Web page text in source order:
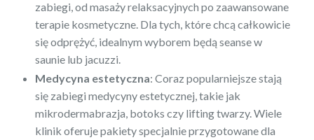
zabiegi, od masaży relaksacyjnych po zaawansowane
terapie kosmetyczne. Dla tych, które chcą całkowicie
się odprężyć, idealnym wyborem będą seanse w
saunie lub jacuzzi.
Medycyna estetyczna: Coraz popularniejsze stają
się zabiegi medycyny estetycznej, takie jak
mikrodermabrazja, botoks czy lifting twarzy. Wiele
klinik oferuje pakiety specjalnie przygotowane dla